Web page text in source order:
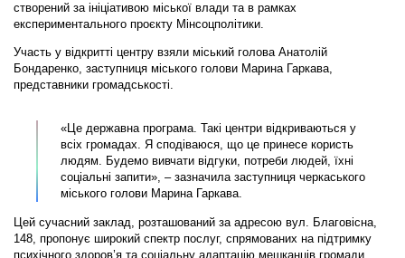
створений за ініціативою міської влади та в рамках
експериментального проєкту Мінсоцполітики.
Участь у відкритті центру взяли міський голова Анатолій
Бондаренко, заступниця міського голови Марина Гаркава,
представники громадськості.
«Це державна програма. Такі центри відкриваються у
всіх громадах. Я сподіваюся, що це принесе користь
людям. Будемо вивчати відгуки, потреби людей, їхні
соціальні запити», – зазначила заступниця черкаського
міського голови Марина Гаркава.
Цей сучасний заклад, розташований за адресою вул. Благовісна,
148, пропонує широкий спектр послуг, спрямованих на підтримку
психічного здоров’я та соціальну адаптацію мешканців громади.